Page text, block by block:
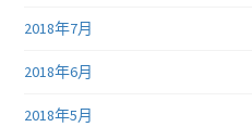
2018年7月
2018年6月
2018年5月